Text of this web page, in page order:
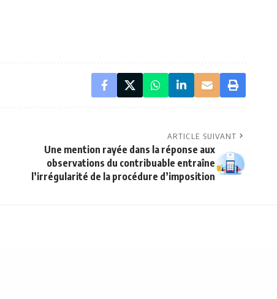
ARTICLE SUIVANT
Une mention rayée dans la réponse aux
observations du contribuable entraîne
l’irrégularité de la procédure d’imposition